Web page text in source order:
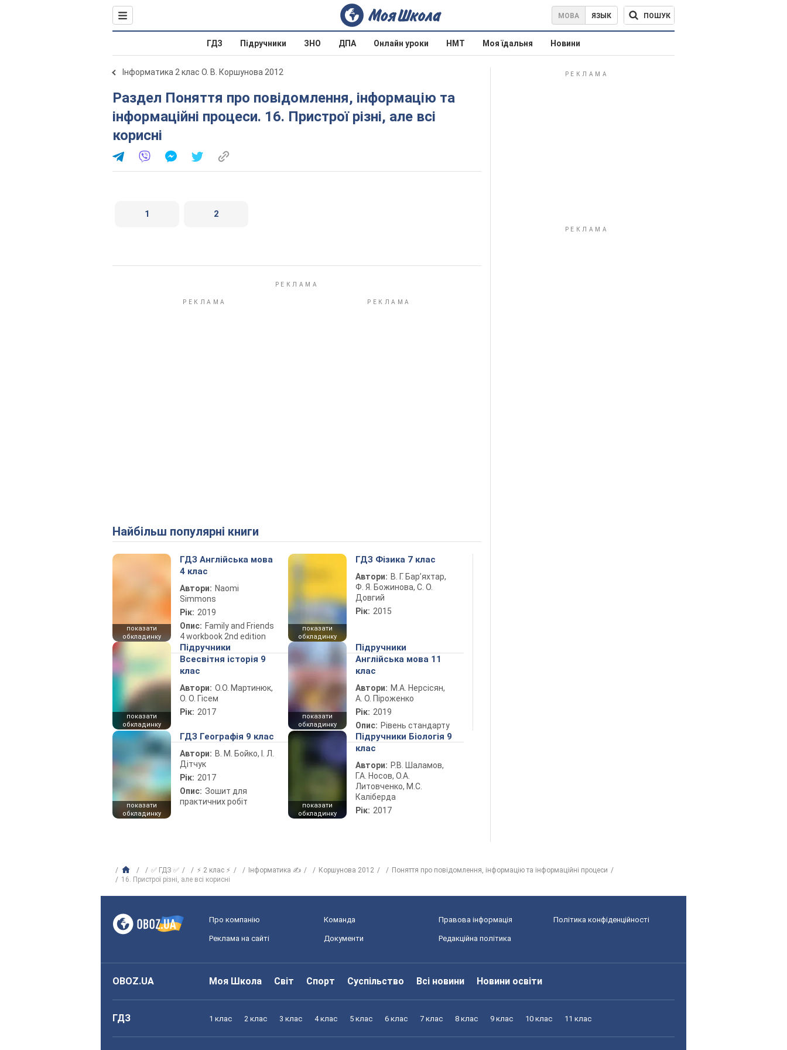
МОВА ЯЗЫК ПОШУК
ГДЗ Підручники ЗНО ДПА Онлайн уроки НМТ Моя їдальня Новини
Інформатика 2 клас О. В. Коршунова 2012
Раздел Поняття про повідомлення, інформацію та
інформаційні процеси. 16. Пристрої різні, але всі
корисні
1 2
Найбільш популярні книги
показати
обкладинку
ГДЗ Англійська мова
4 клас
Автори: Naomi
Simmons
Рік: 2019
Опис: Family and Friends
4 workbook 2nd edition
показати
обкладинку
ГДЗ Фізика 7 клас
Автори: В. Г. Бар’яхтар,
Ф. Я. Божинова, С. О.
Довгий
Рік: 2015
показати
обкладинку
Підручники
Всесвітня історія 9
клас
Автори: О.О. Мартинюк,
О. О. Гісем
Рік: 2017
показати
обкладинку
Підручники
Англійська мова 11
клас
Автори: М.А. Нерсісян,
А. О. Піроженко
Рік: 2019
Опис: Рівень стандарту
показати
обкладинку
ГДЗ Географія 9 клас
Автори: В. М. Бойко, І. Л.
Дітчук
Рік: 2017
Опис: Зошит для
практичних робіт
показати
обкладинку
Підручники Біологія 9
клас
Автори: Р.В. Шаламов,
Г.А. Носов, О.А.
Литовченко, М.С.
Каліберда
Рік: 2017
✅ ГДЗ ✅ ⚡ 2 клас ⚡ Інформатика ✍ Коршунова 2012
Поняття про повідомлення, інформацію та інформаційні процеси
16. Пристрої різні, але всі корисні
Про компанію Команда Правова інформація Політика конфіденційності
Реклама на сайті Документи Редакційна політика
OBOZ.UA Моя Школа Світ Спорт Суспільство Всі новини Новини освіти
ГДЗ 1 клас 2 клас 3 клас 4 клас 5 клас 6 клас 7 клас 8 клас 9 клас 10 клас 11 клас